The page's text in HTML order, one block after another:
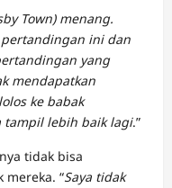
Town) menang.
ini dan
yang
mendapatkan
ke babak
tampil lebih baik lagi.”
tidak bisa
“Saya tidak